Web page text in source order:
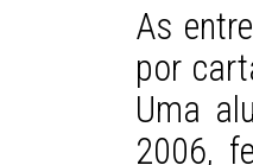
As
por
Uma
2006,